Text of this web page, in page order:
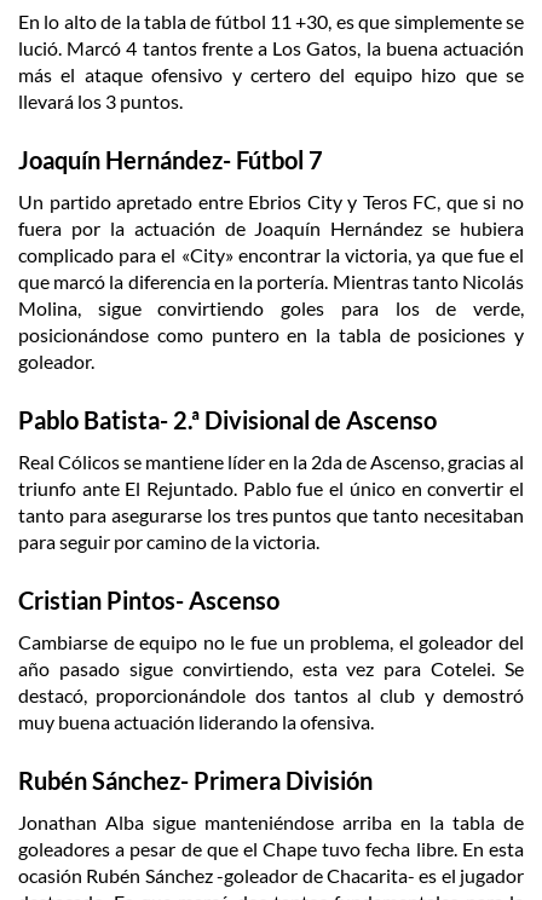
En lo alto de la tabla de fútbol 11 +30, es que simplemente se
lució. Marcó 4 tantos frente a Los Gatos, la buena actuación
más el ataque ofensivo y certero del equipo hizo que se
llevará los 3 puntos.
Joaquín Hernández- Fútbol 7
Un partido apretado entre Ebrios City y Teros FC, que si no
fuera por la actuación de Joaquín Hernández se hubiera
complicado para el «City» encontrar la victoria, ya que fue el
que marcó la diferencia en la portería. Mientras tanto Nicolás
Molina, sigue convirtiendo goles para los de verde,
posicionándose como puntero en la tabla de posiciones y
goleador.
Pablo Batista- 2.ª Divisional de Ascenso
Real Cólicos se mantiene líder en la 2da de Ascenso, gracias al
triunfo ante El Rejuntado. Pablo fue el único en convertir el
tanto para asegurarse los tres puntos que tanto necesitaban
para seguir por camino de la victoria.
Cristian Pintos- Ascenso
Cambiarse de equipo no le fue un problema, el goleador del
año pasado sigue convirtiendo, esta vez para Cotelei. Se
destacó, proporcionándole dos tantos al club y demostró
muy buena actuación liderando la ofensiva.
Rubén Sánchez- Primera División
Jonathan Alba sigue manteniéndose arriba en la tabla de
goleadores a pesar de que el Chape tuvo fecha libre. En esta
ocasión Rubén Sánchez -goleador de Chacarita- es el jugador